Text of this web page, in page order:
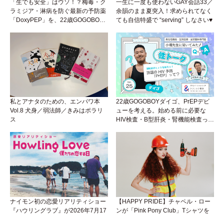
「生でも安全」はウソ！？梅毒・ク
ラミジア・淋病を防ぐ最新の予防薬
「DoxyPEP」を、22歳GOGOBOY
（Vol.26）
一生に一度も使わないGAY会話33／
余韻のまま夏突入！求められてなく
ても自信特盛で “serving” しなさい♥
私とアナタのための、エンパワ本
Vol.8 犬身／弱法師／きみはポラリ
ス
22歳GOGOBOYダイゴ、PrEPデビ
ューを考える。始める前に必要な
HIV検査・B型肝炎・腎機能検査っ
性トーク～聞きにくいことは小堀先
生に聞けばイイ！（Vol.25）
ナイモン初の恋愛リアリティショー
『ハウリングラブ』が2026年7月17
【HAPPY PRIDE】チャペル・ロー
ンが「Pink Pony Club」Tシャツを